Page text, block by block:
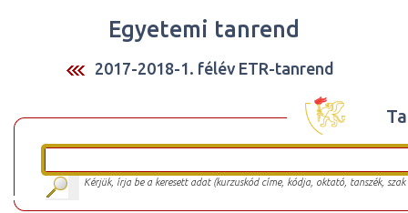
Egyetemi tanrend
2017-2018-1. félév ETR-tanrend
Kérjük, írja be a keresett adat (kurzuskód címe, kódja, oktató, tanszék,